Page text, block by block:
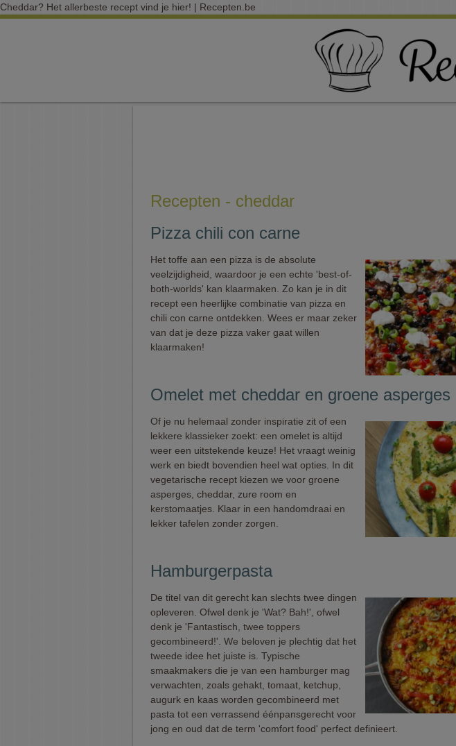
Cheddar? Het allerbeste recept vind je hier! | Recepten.be
Recepten - cheddar
Pizza chili con carne
Het toffe aan een pizza is de absolute
veelzijdigheid, waardoor je een echte 'best-of-
both-worlds' kan klaarmaken. Zo kan je in dit
recept een heerlijke combinatie van pizza en
chili con carne ontdekken. Wees er maar zeker
van dat je deze pizza vaker gaat willen
klaarmaken!
Omelet met cheddar en groene asperges
Of je nu helemaal zonder inspiratie zit of een
lekkere klassieker zoekt: een omelet is altijd
weer een uitstekende keuze! Het vraagt weinig
werk en biedt bovendien heel wat opties. In dit
vegetarische recept kiezen we voor groene
asperges, cheddar, zure room en
kerstomaatjes. Klaar in een handomdraai en
lekker tafelen zonder zorgen.
Hamburgerpasta
De titel van dit gerecht kan slechts twee dingen
opleveren. Ofwel denk je 'Wat? Bah!', ofwel
denk je 'Fantastisch, twee toppers
gecombineerd!'. We beloven je plechtig dat het
tweede idee het juiste is. Typische
smaakmakers die je van een hamburger mag
verwachten, zoals gehakt, tomaat, ketchup,
augurk en kaas worden gecombineerd met
pasta tot een verrassend éénpansgerecht voor
jong en oud dat de term 'comfort food' perfect definieert.